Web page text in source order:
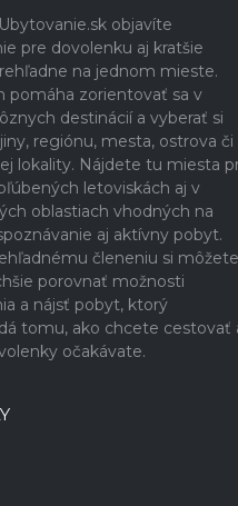
objavíte
pre dovolenku aj kratšie
na jednom mieste.
pomáha zorientovať sa v
destinácií a vyberať si
regiónu, mesta, ostrova či
lokality. Nájdete tu miesta
letoviskách aj v
oblastiach vhodných na
aj aktívny pobyt.
členeniu si môžete
porovnať možnosti
a nájsť pobyt, ktorý
tomu, ako chcete cestovať
očakávate.